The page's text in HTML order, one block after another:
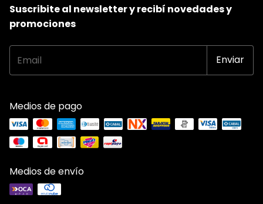
Suscribite al newsletter y recibí novedades y
promociones
Medios de pago
Medios de envío